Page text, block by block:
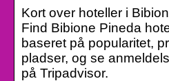
Kort over hoteller i
Find Bibione Pineda
baseret på popularitet,
pladser, og se
på Tripadvisor.